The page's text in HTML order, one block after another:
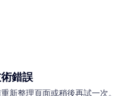
錯誤
新整理頁面或稍後再試一次。